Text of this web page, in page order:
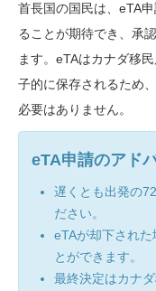
首長国の国民は、eTA
ることが期待でき、承
ます。eTAはカナダ移
子的に保存されるため
必要はありません。
eTA申請のアド
遅くとも出発の
ださい。
eTAが却下された
とができます。
最終決定はカナ